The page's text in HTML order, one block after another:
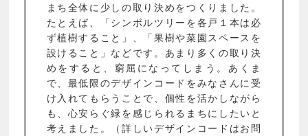
まち全体に少しの取り決めをつくりました。
たとえば、「シンボルツリーを各戸１本は必
ず植樹すること」、「果樹や菜園スペースを
設けること」などです。あまり多くの取り決
めをすると、窮屈になってしまう。あくま
で、最低限のデザインコードをみなさんに受
け入れてもらうことで、個性を活かしながら
も、心安らぐ緑を感じられるまちにしたいと
考えました。（詳しいデザインコードはお問